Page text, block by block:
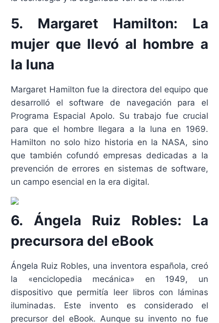
5. Margaret Hamilton: La
mujer que llevó al hombre a
la luna
Margaret Hamilton fue la directora del equipo que
desarrolló el software de navegación para el
Programa Espacial Apolo. Su trabajo fue crucial
para que el hombre llegara a la luna en 1969.
Hamilton no solo hizo historia en la NASA, sino
que también cofundó empresas dedicadas a la
prevención de errores en sistemas de software,
un campo esencial en la era digital.
6. Ángela Ruiz Robles: La
precursora del eBook
Ángela Ruiz Robles, una inventora española, creó
la «enciclopedia mecánica» en 1949, un
dispositivo que permitía leer libros con láminas
iluminadas. Este invento es considerado el
precursor del eBook. Aunque su invento no fue